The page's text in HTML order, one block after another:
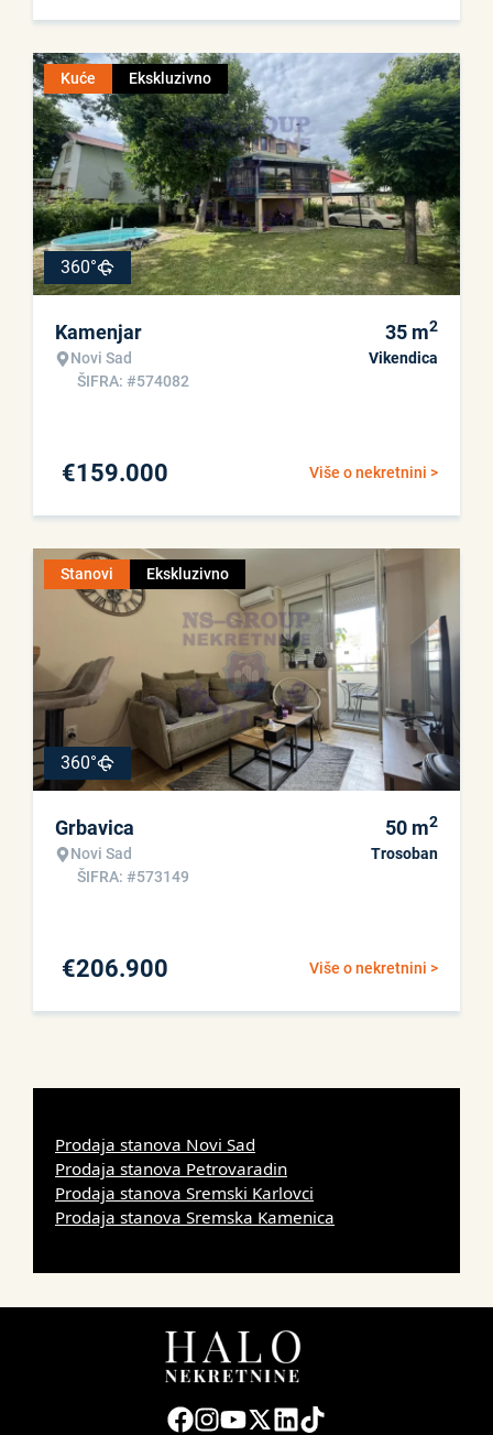
Kuće Ekskluzivno
360°
Kamenjar
Novi Sad
ŠIFRA: #574082
35 m2
Vikendica
Više o nekretnini >
€159.000
Stanovi Ekskluzivno
360°
Grbavica
Novi Sad
ŠIFRA: #573149
50 m2
Trosoban
Više o nekretnini >
€206.900
Prodaja stanova Novi Sad
Prodaja stanova Petrovaradin
Prodaja stanova Sremski Karlovci
Prodaja stanova Sremska Kamenica